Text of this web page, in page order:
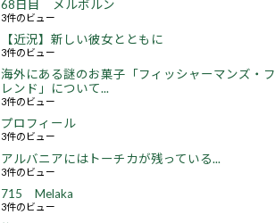
68日目 メルボルン
3件のビュー
【近況】新しい彼女とともに
3件のビュー
海外にある謎のお菓子「フィッシャーマンズ・フ
レンド」について...
3件のビュー
プロフィール
3件のビュー
アルバニアにはトーチカが残っている...
3件のビュー
715 Melaka
3件のビュー